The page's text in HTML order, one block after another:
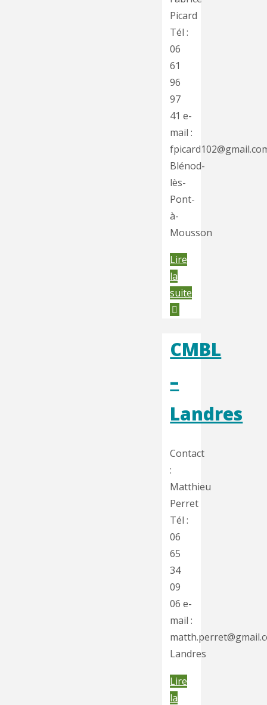
Picard
Tél :
06
61
96
97
41 e-
mail :
Blénod-
lès-
Pont-
à-
Mousson
Lire
la
suite
lès-
Pont-
CMBL
–
Landres
Contact
:
Matthieu
Perret
Tél :
06
65
34
09
06 e-
mail :
Landres
Lire
la